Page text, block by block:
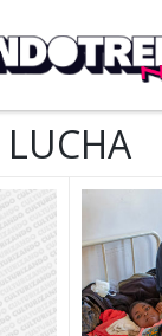
LUCHA